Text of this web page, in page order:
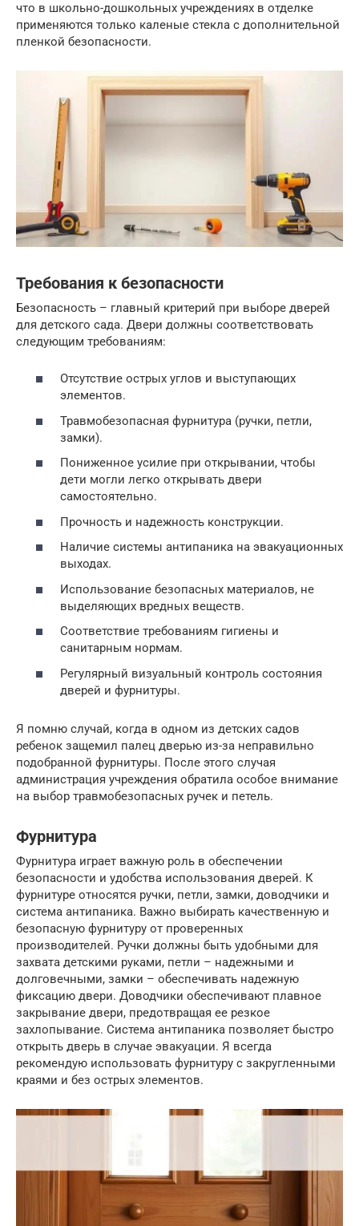
что в школьно-дошкольных учреждениях в отделке
применяются только каленые стекла с дополнительной
пленкой безопасности.
Требования к безопасности
Безопасность – главный критерий при выборе дверей
для детского сада. Двери должны соответствовать
следующим требованиям:
Отсутствие острых углов и выступающих
элементов.
Травмобезопасная фурнитура (ручки, петли,
замки).
Пониженное усилие при открывании, чтобы
дети могли легко открывать двери
самостоятельно.
Прочность и надежность конструкции.
Наличие системы антипаника на эвакуационных
выходах.
Использование безопасных материалов, не
выделяющих вредных веществ.
Соответствие требованиям гигиены и
санитарным нормам.
Регулярный визуальный контроль состояния
дверей и фурнитуры.
Я помню случай, когда в одном из детских садов
ребенок защемил палец дверью из-за неправильно
подобранной фурнитуры. После этого случая
администрация учреждения обратила особое внимание
на выбор травмобезопасных ручек и петель.
Фурнитура
Фурнитура играет важную роль в обеспечении
безопасности и удобства использования дверей. К
фурнитуре относятся ручки, петли, замки, доводчики и
система антипаника. Важно выбирать качественную и
безопасную фурнитуру от проверенных
производителей. Ручки должны быть удобными для
захвата детскими руками, петли – надежными и
долговечными, замки – обеспечивать надежную
фиксацию двери. Доводчики обеспечивают плавное
закрывание двери, предотвращая ее резкое
захлопывание. Система антипаника позволяет быстро
открыть дверь в случае эвакуации. Я всегда
рекомендую использовать фурнитуру с закругленными
краями и без острых элементов.